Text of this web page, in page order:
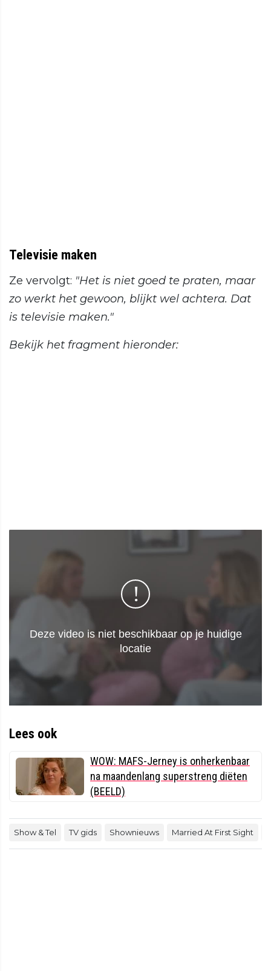
Televisie maken
Ze vervolgt: "Het is niet goed te praten, maar
zo werkt het gewoon, blijkt wel achtera. Dat
is televisie maken."
Bekijk het fragment hieronder:
Lees ook
WOW: MAFS-Jerney is onherkenbaar
na maandenlang superstreng diëten
(BEELD)
Show & Tel TV gids Shownieuws Married At First Sight